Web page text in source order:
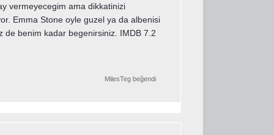
vermeyecegim ama dikkatinizi
Emma Stone oyle guzel ya da albenisi
de benim kadar begenirsiniz. IMDB 7.2
MilesTegbeğendi